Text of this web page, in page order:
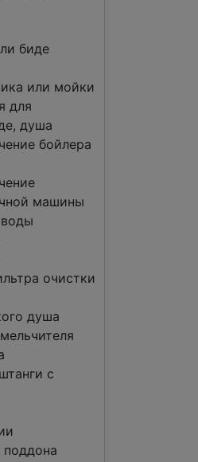
биде
или мойки
для
душа
бойлера
машины
очистки
душа
с
поддона